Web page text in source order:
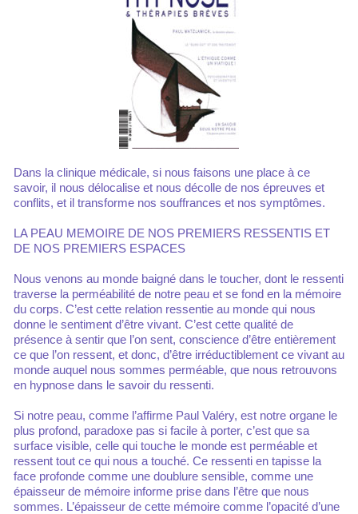
Dans la clinique médicale, si nous faisons une place à ce
savoir, il nous délocalise et nous décolle de nos épreuves et
conflits, et il transforme nos souffrances et nos symptômes.
LA PEAU MEMOIRE DE NOS PREMIERS RESSENTIS ET
DE NOS PREMIERS ESPACES
Nous venons au monde baigné dans le toucher, dont le ressenti
traverse la perméabilité de notre peau et se fond en la mémoire
du corps. C’est cette relation ressentie au monde qui nous
donne le sentiment d’être vivant. C’est cette qualité de
présence à sentir que l’on sent, conscience d’être entièrement
ce que l’on ressent, et donc, d’être irréductiblement ce vivant au
monde auquel nous sommes perméable, que nous retrouvons
en hypnose dans le savoir du ressenti.
Si notre peau, comme l’affirme Paul Valéry, est notre organe le
plus profond, paradoxe pas si facile à porter, c’est que sa
surface visible, celle qui touche le monde est perméable et
ressent tout ce qui nous a touché. Ce ressenti en tapisse la
face profonde comme une doublure sensible, comme une
épaisseur de mémoire informe prise dans l’être que nous
sommes. L’épaisseur de cette mémoire comme l’opacité d’une